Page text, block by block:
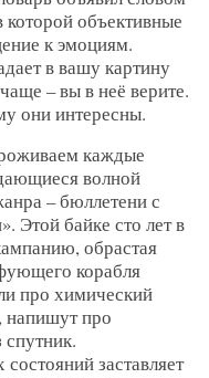
объективные
к эмоциям.
в вашу картину
– вы в неё верите.
они интересны.
каждые
волной
– бюллетени с
Этой байке сто лет в
обрастая
корабля
про химический
напишут про
заставляет